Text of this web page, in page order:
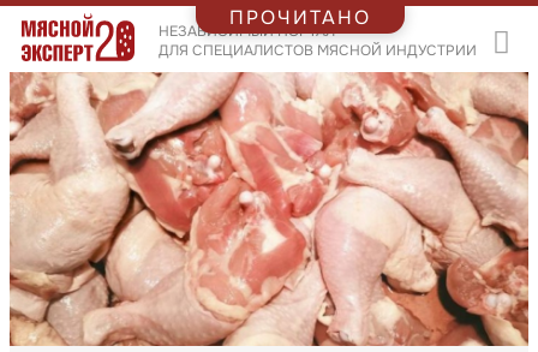
НЕЗАВИСИМЫЙ ПОРТАЛ
ДЛЯ СПЕЦИАЛИСТОВ МЯСНОЙ ИНДУСТРИИ
ПРОЧИТАНО